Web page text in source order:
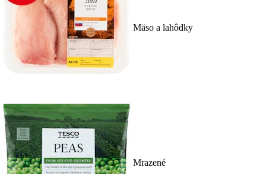
Mäso a lahôdky
Mrazené